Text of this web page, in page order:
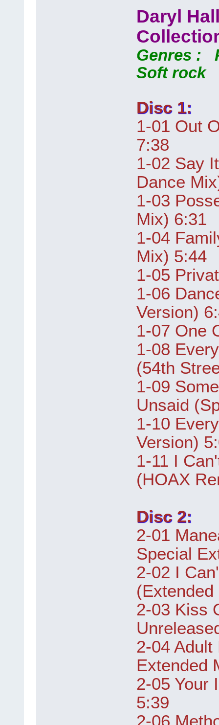
Daryl
Genres :
Soft rock
Disc 1:
1-01 Out
7:38
1-02 Say
Dance
1-03
Mix) 6:31
1-04
Mix) 5:44
1-05
1-06
Version)
1-07 One
1-08
(54th
1-09
Unsaid
1-10
Version)
1-11 I
(HOAX
Disc 2:
2-01
Special
2-02 I
2-03 Kiss
2-04 Adult
Extended
2-05 Your
5:39
2-06